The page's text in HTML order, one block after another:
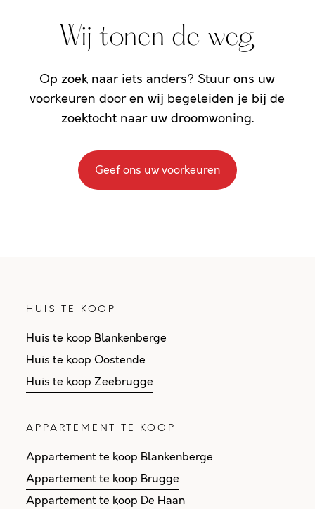
Wij tonen de weg
Op zoek naar iets anders? Stuur ons uw
voorkeuren door en wij begeleiden je bij de
zoektocht naar uw droomwoning.
Geef ons uw voorkeuren
HUIS TE KOOP
Huis te koop Blankenberge
Huis te koop Oostende
Huis te koop Zeebrugge
APPARTEMENT TE KOOP
Appartement te koop Blankenberge
Appartement te koop Brugge
Appartement te koop De Haan